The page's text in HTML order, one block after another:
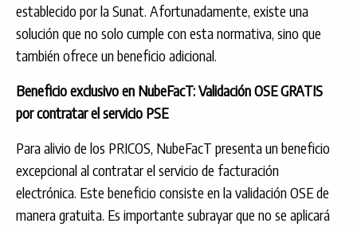
establecido por la Sunat. Afortunadamente, existe una
solución que no solo cumple con esta normativa, sino que
también ofrece un beneficio adicional.
Beneficio exclusivo en NubeFacT: Validación OSE GRATIS
por contratar el servicio PSE
Para alivio de los PRICOS, NubeFacT presenta un beneficio
excepcional al contratar el servicio de facturación
electrónica. Este beneficio consiste en la validación OSE de
manera gratuita. Es importante subrayar que no se aplicará